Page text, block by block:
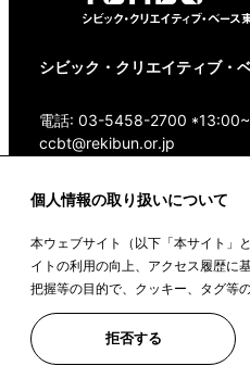
個人情報の取り扱いについて
本ウェブサイト（以下「本サイト」
イトの利用の向上、アクセス履歴に
把握等の目的で、クッキー、タグ等
ボタンや本サイトをクリックするこ
を使用すること、また、皆さまのデ
とに同意いただいたものとみなしま
拒否する
シビック・クリエイティブ・
電話: 03-5458-2700
ccbt@rekibun.or.jp
〒150-0001 東京都渋谷区神
Google Maps
©2022 CIVIC CREATIVE BASE TOKYO